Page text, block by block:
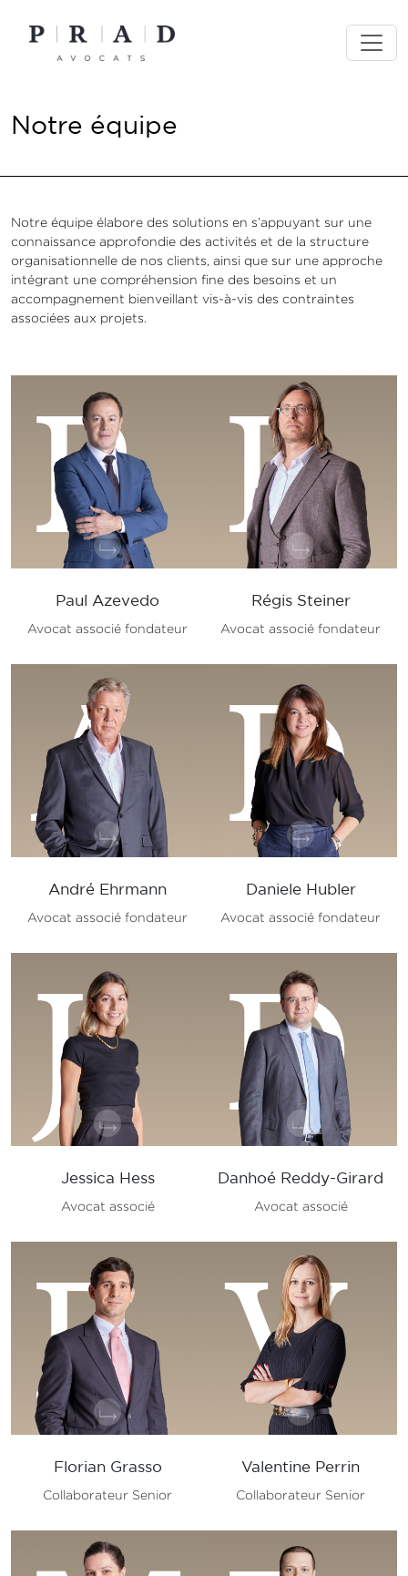
content
Notre équipe
Notre équipe élabore des solutions en s’appuyant sur une
connaissance approfondie des activités et de la structure
organisationnelle de nos clients, ainsi que sur une approche
intégrant une compréhension fine des besoins et un
accompagnement bienveillant vis-à-vis des contraintes
associées aux projets.
P
Paul Azevedo
Avocat associé fondateur
R
Régis Steiner
Avocat associé fondateur
A
André Ehrmann
Avocat associé fondateur
D
Daniele Hubler
Avocat associé fondateur
J
Jessica Hess
Avocat associé
D
Danhoé Reddy-Girard
Avocat associé
F
Florian Grasso
Collaborateur Senior
V
Valentine Perrin
Collaborateur Senior